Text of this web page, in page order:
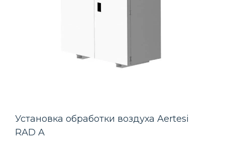
Установка обработки воздуха Aertesi
RAD A